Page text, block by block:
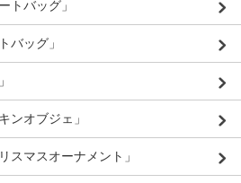
トバッグ」
バッグ」
ンオブジェ」
マスオーナメント」